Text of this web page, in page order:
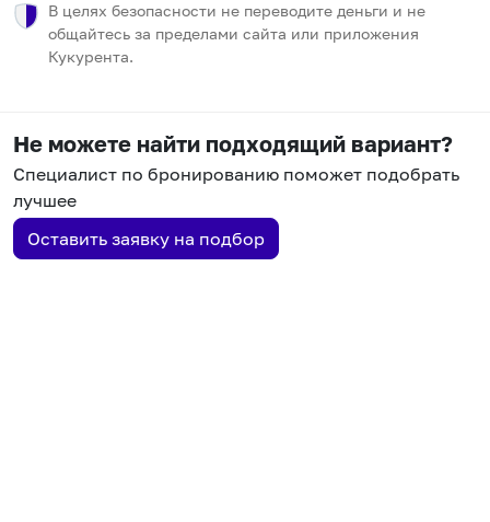
В целях безопасности не переводите деньги и не
общайтесь за пределами сайта или приложения
Кукурента.
Не можете найти подходящий вариант?
Специалист по бронированию поможет подобрать
лучшее
Оставить заявку на подбор